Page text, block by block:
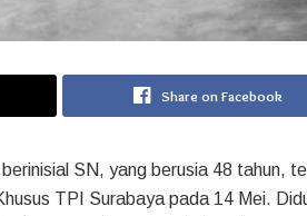
Share on Facebook
SN, yang berusia 48 tahun,
TPI Surabaya pada 14 Mei.